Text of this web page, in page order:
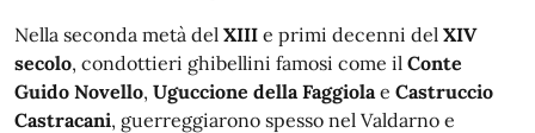
Nella seconda metà del XIII e primi decenni del XIV
secolo, condottieri ghibellini famosi come il Conte
Guido Novello, Uguccione della Faggiola e Castruccio
Castracani, guerreggiarono spesso nel Valdarno e